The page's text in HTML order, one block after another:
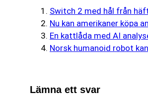
Switch 2 med hål från
Nu kan amerikaner köpa
En kattlåda med AI
Norsk humanoid robot
Lämna ett svar